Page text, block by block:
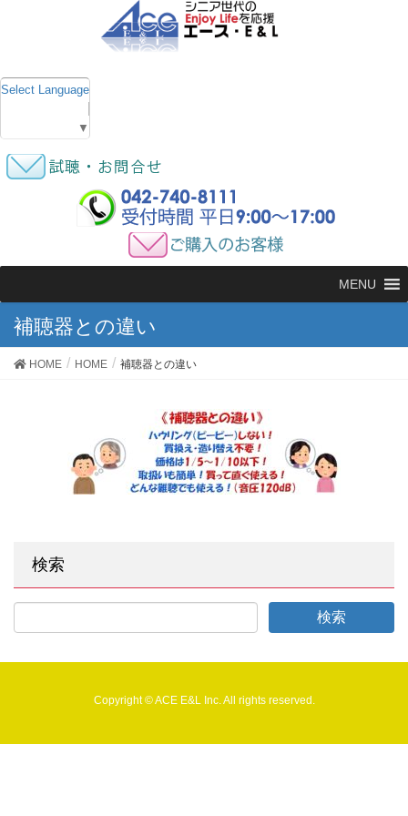
Select Language
▼
MENU
補聴器との違い
HOME HOME 補聴器との違い
検索
Copyright © ACE E&L Inc. All rights reserved.